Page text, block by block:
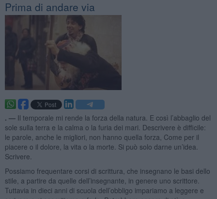
Prima di andare via
. — Il temporale mi rende la forza della natura. E così l’abbaglio del
sole sulla terra e la calma o la furia dei mari. Descrivere è difficile:
le parole, anche le migliori, non hanno quella forza, Come per il
piacere o il dolore, la vita o la morte. Si può solo darne un’idea.
Scrivere.
Possiamo frequentare corsi di scrittura, che insegnano le basi dello
stile, a partire da quelle dell’insegnante, in genere uno scrittore.
Tuttavia in dieci anni di scuola dell’obbligo impariamo a leggere e